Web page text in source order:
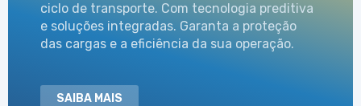
ciclo de transporte. Com tecnologia preditiva
e soluções integradas. Garanta a proteção
das cargas e a eficiência da sua operação.
SAIBA MAIS